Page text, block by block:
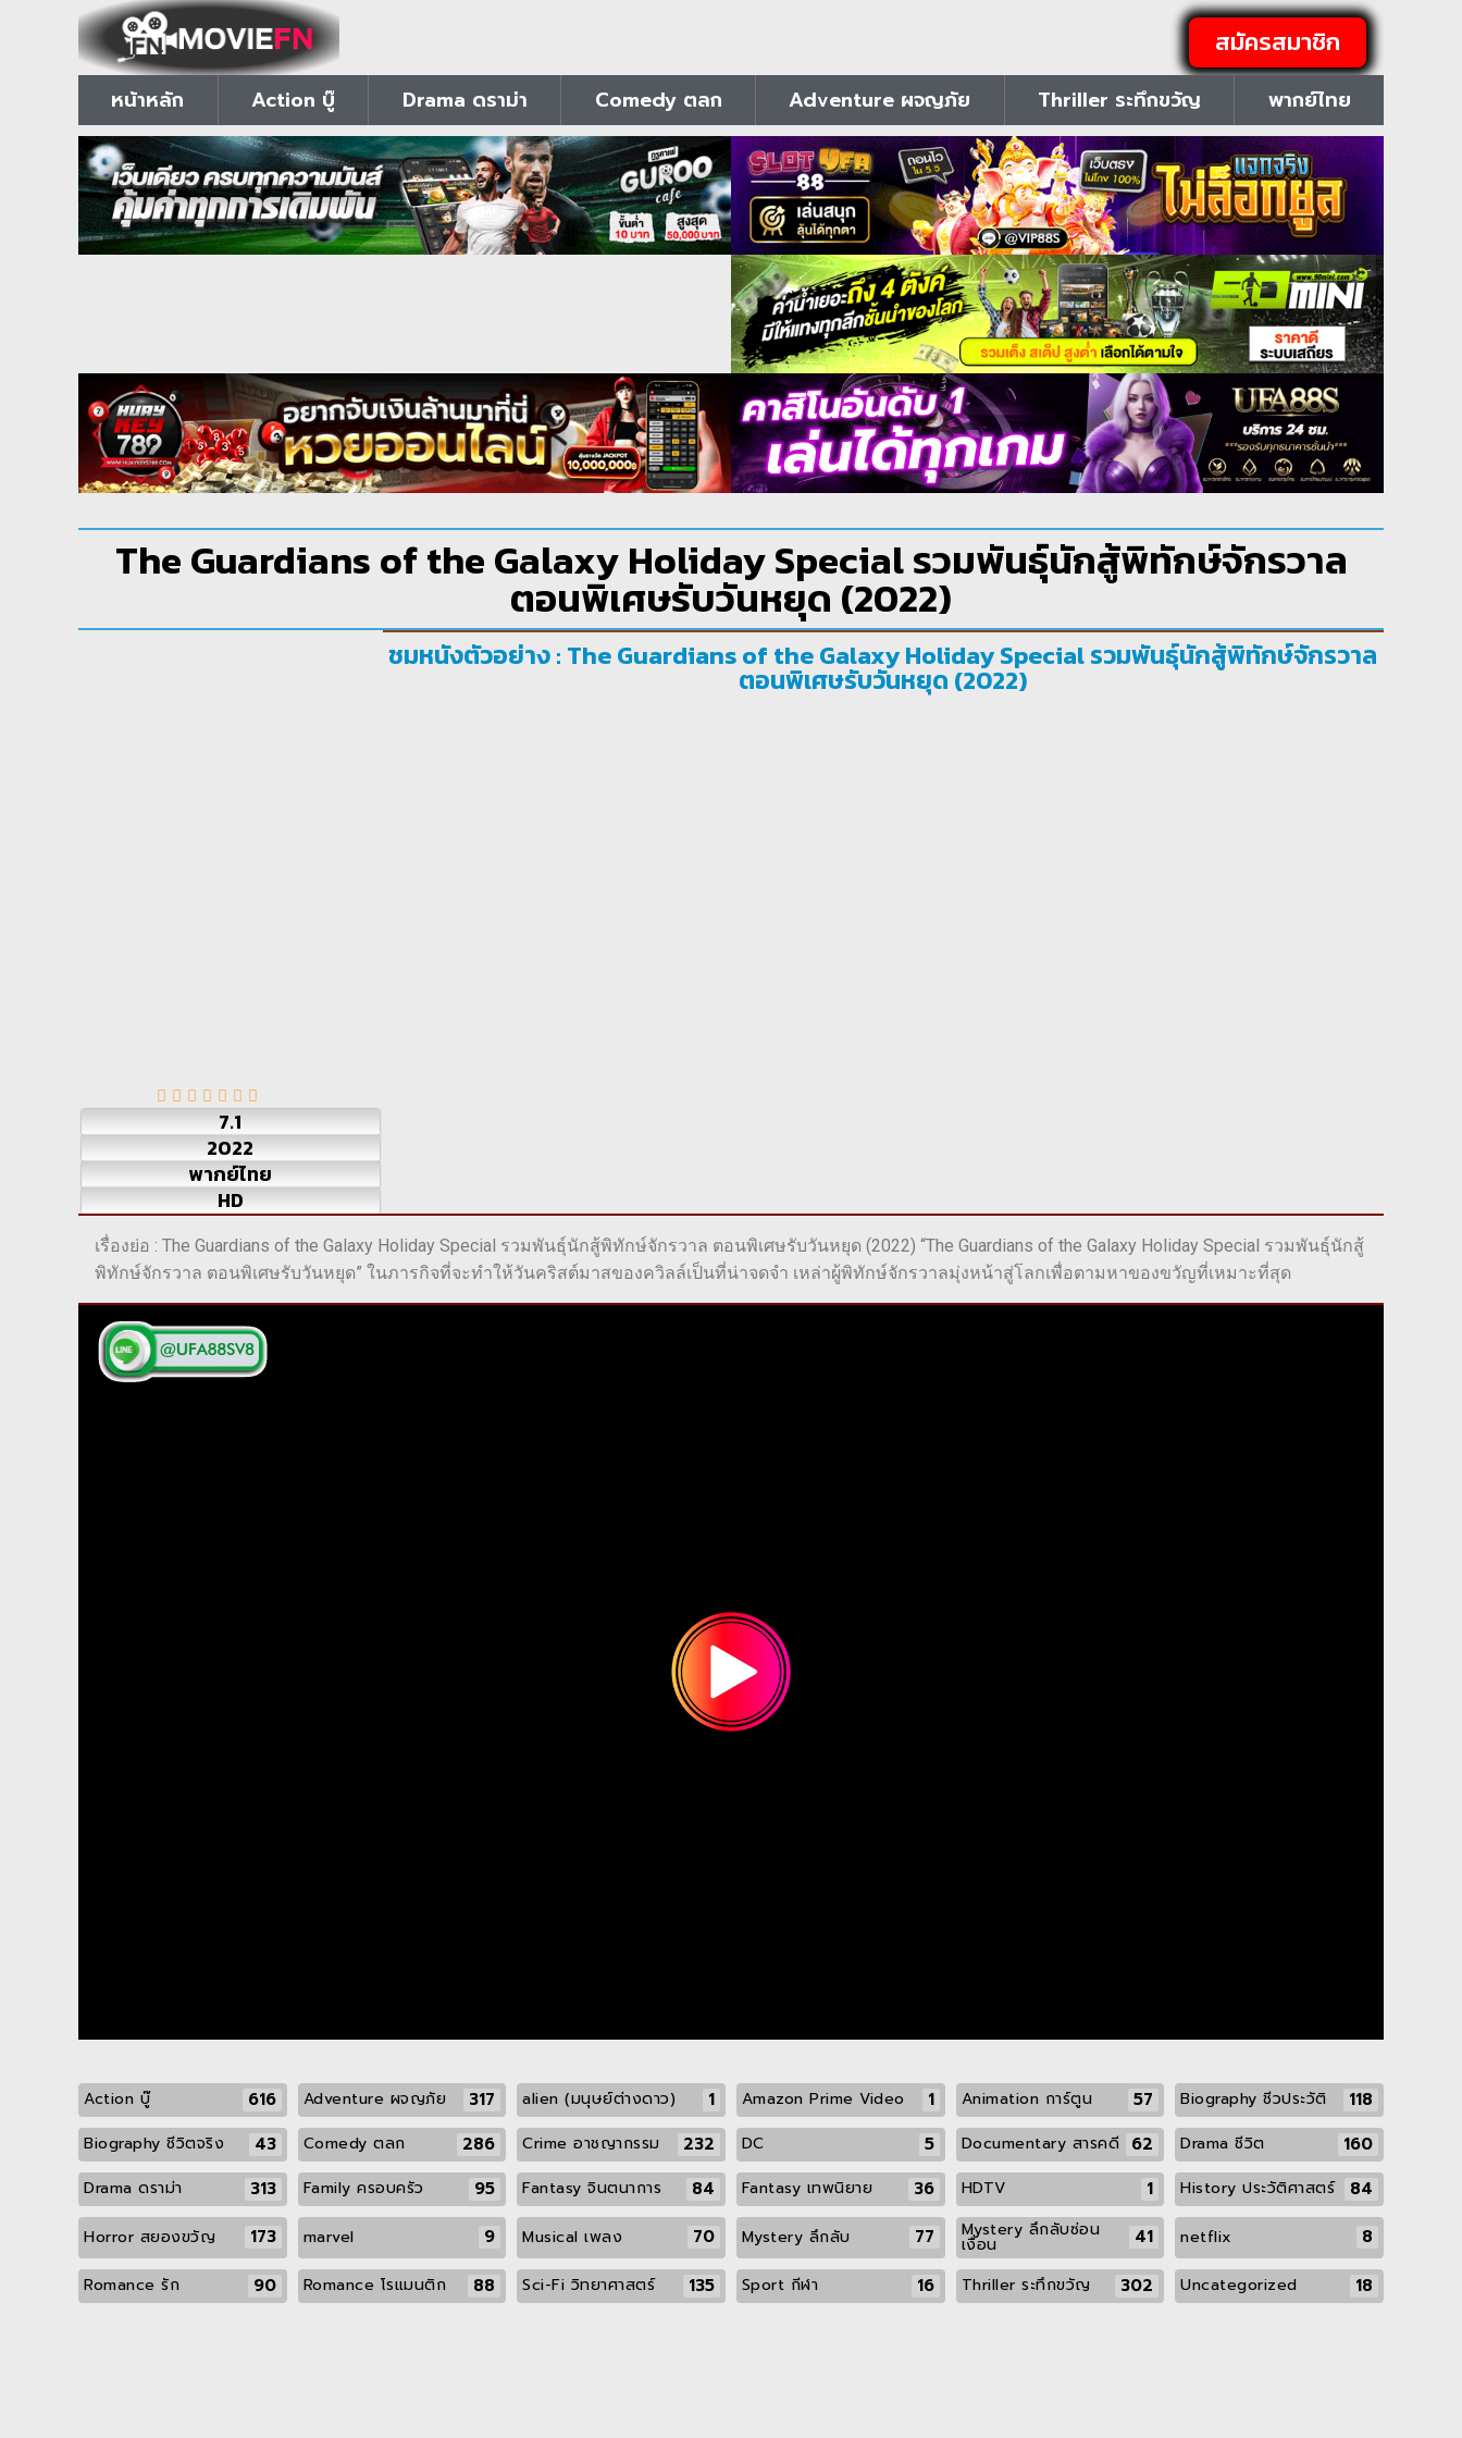
สมัครสมาชิก
หน้าหลัก Action บู๊ Drama ดราม่า Comedy ตลก Adventure ผจญภัย Thriller ระทึกขวัญ พากย์ไทย
The Guardians of the Galaxy Holiday Special รวมพันธุ์นักสู้พิทักษ์จักรวาล
ตอนพิเศษรับวันหยุด (2022)
7.1
2022
พากย์ไทย
HD
ชมหนังตัวอย่าง : The Guardians of the Galaxy Holiday Special รวมพันธุ์นักสู้พิทักษ์จักรวาล
ตอนพิเศษรับวันหยุด (2022)
เรื่องย่อ : The Guardians of the Galaxy Holiday Special รวมพันธุ์นักสู้พิทักษ์จักรวาล ตอนพิเศษรับวันหยุด (2022) “The Guardians of the Galaxy Holiday Special รวมพันธุ์นักสู้
พิทักษ์จักรวาล ตอนพิเศษรับวันหยุด” ในภารกิจที่จะทำให้วันคริสต์มาสของควิลล์เป็นที่น่าจดจำ เหล่าผู้พิทักษ์จักรวาลมุ่งหน้าสู่โลกเพื่อตามหาของขวัญที่เหมาะที่สุด
Action บู๊ 616 Adventure ผจญภัย 317 alien (มนุษย์ต่างดาว) 1 Amazon Prime Video 1 Animation การ์ตูน 57 Biography ชีวประวัติ 118
Biography ชีวิตจริง 43 Comedy ตลก 286 Crime อาชญากรรม 232 DC 5 Documentary สารคดี 62 Drama ชีวิต 160
Drama ดราม่า 313 Family ครอบครัว 95 Fantasy จินตนาการ 84 Fantasy เทพนิยาย 36 HDTV 1 History ประวัติศาสตร์ 84
Horror สยองขวัญ 173 marvel 9 Musical เพลง 70 Mystery ลึกลับ 77 Mystery ลึกลับซ่อน
เงื่อน 41 netflix 8
Romance รัก 90 Romance โรแมนติก 88 Sci-Fi วิทยาศาสตร์ 135 Sport กีฬา 16 Thriller ระทึกขวัญ 302 Uncategorized 18